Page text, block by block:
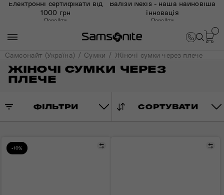
Електронні сертифікати від
1000 грн
Перейти
Валізи Nexis - наша найновіша
інновація
Перейти
Самсонайт (Україна) Сумки Жіночі сумки через плече
ЖІНОЧІ СУМКИ ЧЕРЕЗ
ПЛЕЧЕ
ФІЛЬТРИ СОРТУВАТИ
-10% Порівняти